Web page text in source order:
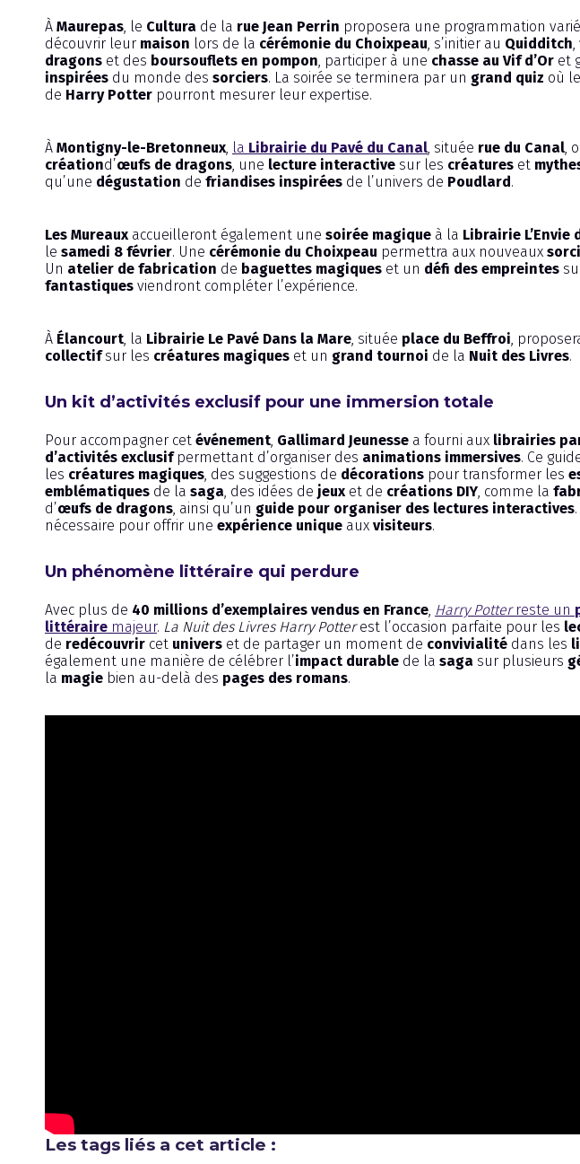
À Maurepas, le Cultura de la rue Jean Perrin proposera une programmation
découvrir leur maison lors de la cérémonie du Choixpeau, s’initier au Quidditch,
dragons et des boursouflets en pompon, participer à une chasse au Vif d’Or et
inspirées du monde des sorciers. La soirée se terminera par un grand quiz où
de Harry Potter pourront mesurer leur expertise.
À Montigny-le-Bretonneux, la Librairie du Pavé du Canal, située rue du Canal,
créationd’œufs de dragons, une lecture interactive sur les créatures et
qu’une dégustation de friandises inspirées de l’univers de Poudlard.
Les Mureauxaccueilleront également une soirée magique à la Librairie L’Envie
le samedi 8 février. Une cérémonie du Choixpeau permettra aux nouveaux
Un atelier de fabrication de baguettes magiques et un défi des empreintes
fantastiques viendront compléter l’expérience.
À Élancourt, la Librairie Le Pavé Dans la Mare, située place du Beffroi,
collectifsur les créatures magiques et un grand tournoi de la Nuit des Livres.
Un kit d’activités exclusif pour une immersion totale
Pour accompagner cet événement, Gallimard Jeunesse a fourni aux librairies
d’activités exclusifpermettant d’organiser des animations immersives. Ce
les créatures magiques, des suggestions de décorations pour transformer les
emblématiques de la saga, des idées de jeuxet de créations DIY, comme la
d’œufs de dragons, ainsi qu’un guide pour organiser des lectures interactives
nécessaire pour offrir une expérience unique aux visiteurs.
Un phénomène littéraire qui perdure
Avec plus de 40 millions d’exemplaires vendus en France, Harry Potterreste un
littéraire majeur. La Nuit des Livres Harry Potterest l’occasion parfaite pour les
de redécouvrir cet univers et de partager un moment de convivialité dans les
également une manière de célébrer l’impact durable de la saga sur plusieurs
la magie bien au-delà des pages des romans.
Les tags liés a cet article :